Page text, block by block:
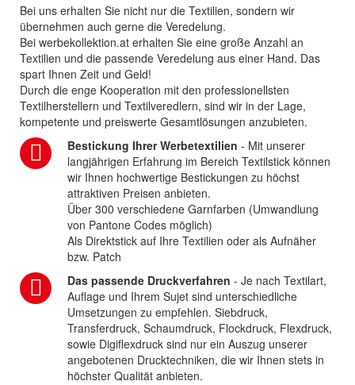
Bei uns erhalten Sie nicht nur die Textilien, sondern wir
übernehmen auch gerne die Veredelung.
Bei werbekollektion.at erhalten Sie eine große Anzahl an
Textilien und die passende Veredelung aus einer Hand. Das
spart Ihnen Zeit und Geld!
Durch die enge Kooperation mit den professionellsten
Textilherstellern und Textilveredlern, sind wir in der Lage,
kompetente und preiswerte Gesamtlösungen anzubieten.
Bestickung Ihrer Werbetextilien - Mit unserer
langjährigen Erfahrung im Bereich Textilstick können
wir Ihnen hochwertige Bestickungen zu höchst
attraktiven Preisen anbieten.
Über 300 verschiedene Garnfarben (Umwandlung
von Pantone Codes möglich)
Als Direktstick auf Ihre Textilien oder als Aufnäher
bzw. Patch
Das passende Druckverfahren - Je nach Textilart,
Auflage und Ihrem Sujet sind unterschiedliche
Umsetzungen zu empfehlen. Siebdruck,
Transferdruck, Schaumdruck, Flockdruck, Flexdruck,
sowie Digiflexdruck sind nur ein Auszug unserer
angebotenen Drucktechniken, die wir Ihnen stets in
höchster Qualität anbieten.